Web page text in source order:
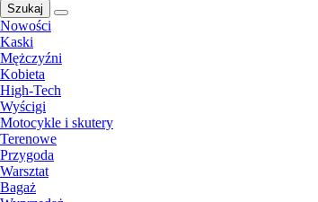
Szukaj
Nowości
Kaski
Mężczyźni
Kobieta
High-Tech
Wyścigi
Motocykle i skutery
Terenowe
Przygoda
Warsztat
Bagaż